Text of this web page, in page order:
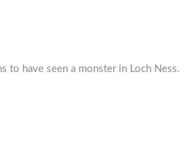
to have seen a monster in Loch Ness.